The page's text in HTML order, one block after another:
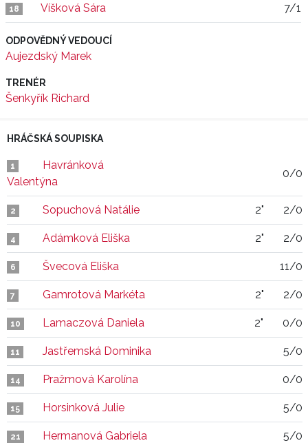
18 Víšková Sára 7/1
ODPOVĚDNÝ VEDOUCÍ
Aujezdský Marek
TRENÉR
Šenkyřík Richard
HRÁČSKÁ SOUPISKA
1
Havránková
Valentýna
0/0
2 Sopuchová Natálie 2" 2/0
4 Adámková Eliška 2" 2/0
6 Švecová Eliška 11/0
7 Gamrotová Markéta 2" 2/0
10 Lamaczová Daniela 2" 0/0
11 Jastřemská Dominika 5/0
14 Pražmová Karolína 0/0
15 Horsinková Julie 5/0
21 Hermanová Gabriela 5/0